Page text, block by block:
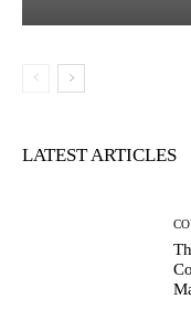
LATEST ARTICLES